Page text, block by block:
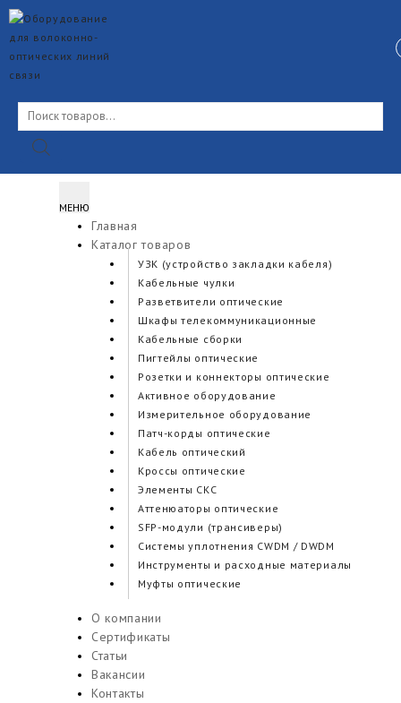
Skip
to
content
Поиск
товаров
МЕНЮ
Главная
Каталог товаров
УЗК (устройство закладки кабеля)
Кабельные чулки
Разветвители оптические
Шкафы телекоммуникационные
Кабельные сборки
Пигтейлы оптические
Розетки и коннекторы оптические
Активное оборудование
Измерительное оборудование
Патч-корды оптические
Кабель оптический
Кроссы оптические
Элементы СКС
Аттенюаторы оптические
SFP-модули (трансиверы)
Cистемы уплотнения CWDM / DWDM
Инструменты и расходные материалы
Муфты оптические
О компании
Сертификаты
Статьи
Вакансии
Контакты